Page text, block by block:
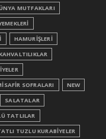
MUTFAKLARI
HAMURİŞLERİ
SOFRALARI
NEW
SALATALAR
TATLILAR
TUZLU KURABİYELER